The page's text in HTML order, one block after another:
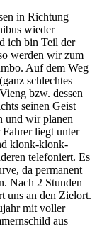
in Richtung
wieder
ich bin Teil der
werden wir zum
Auf dem Weg
schlechtes
bzw. dessen
seinen Geist
und wir planen
liegt unter
klonk-klonk-
telefoniert. Es
da permanent
Nach 2 Stunden
uns an den Zielort.
mit voller
aus